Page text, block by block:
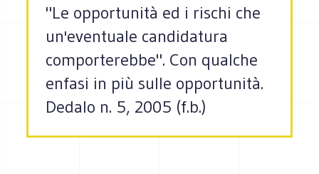
"Le opportunità ed i rischi che
un'eventuale candidatura
comporterebbe". Con qualche
enfasi in più sulle opportunità.
Dedalo n. 5, 2005 (f.b.)